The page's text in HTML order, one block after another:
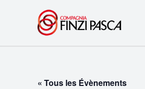
« Tous les Évènements